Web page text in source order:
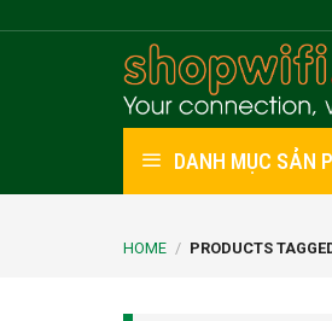
DANH MỤC SẢN
HOME / PRODUCTS